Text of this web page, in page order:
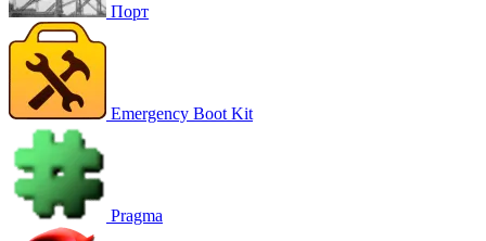
Порт
Emergency Boot Kit
Pragma